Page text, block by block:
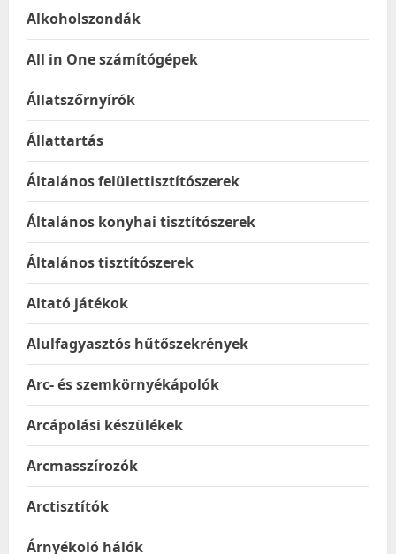
Alkoholszondák
All in One számítógépek
Állatszőrnyírók
Állattartás
Általános felülettisztítószerek
Általános konyhai tisztítószerek
Általános tisztítószerek
Altató játékok
Alulfagyasztós hűtőszekrények
Arc- és szemkörnyékápolók
Arcápolási készülékek
Arcmasszírozók
Arctisztítók
Árnyékoló hálók